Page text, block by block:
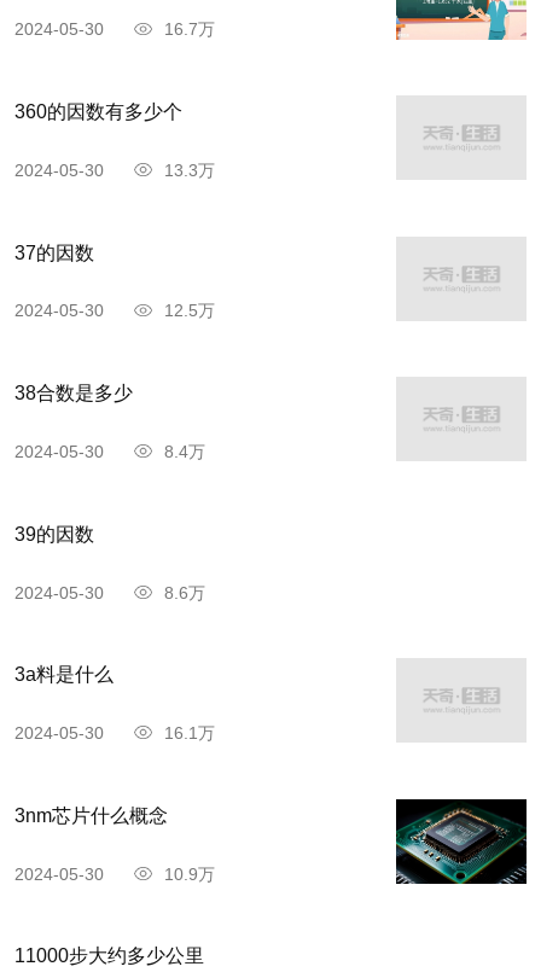
2024-05-30 16.7万
360的因数有多少个
2024-05-30 13.3万
37的因数
2024-05-30 12.5万
38合数是多少
2024-05-30 8.4万
39的因数
2024-05-30 8.6万
3a料是什么
2024-05-30 16.1万
3nm芯片什么概念
2024-05-30 10.9万
11000步大约多少公里